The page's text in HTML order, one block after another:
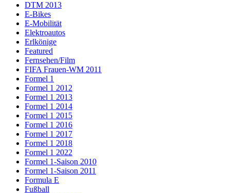
DTM 2013
E-Bikes
E-Mobilität
Elektroautos
Erlkönige
Featured
Fernsehen/Film
FIFA Frauen-WM 2011
Formel 1
Formel 1 2012
Formel 1 2013
Formel 1 2014
Formel 1 2015
Formel 1 2016
Formel 1 2017
Formel 1 2018
Formel 1 2022
Formel 1-Saison 2010
Formel 1-Saison 2011
Formula E
Fußball